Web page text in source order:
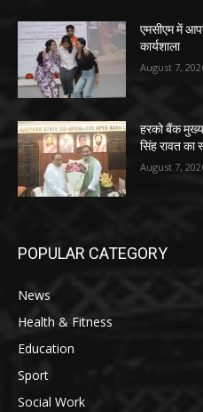
एमसीएम में
कार्यशाला
August 7,
हरको बैंक
सिंह रावत का
August 7,
POPULAR CATEGORY
News
Health & Fitness
Education
Sport
Social Work